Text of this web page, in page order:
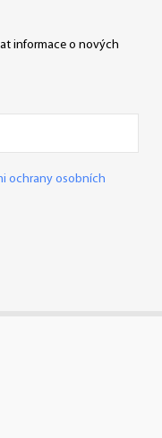
informace o nových
ochrany osobních